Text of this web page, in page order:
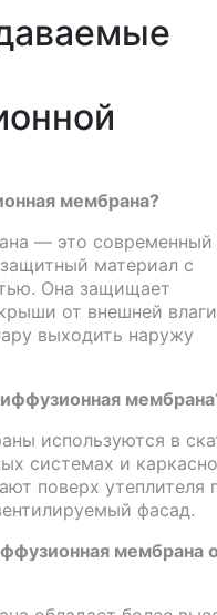
мембрана?
— это современный
материал с
Она защищает
от внешней
выходить наружу
используются в
системах и
поверх утеплителя
фасад.
мембрана